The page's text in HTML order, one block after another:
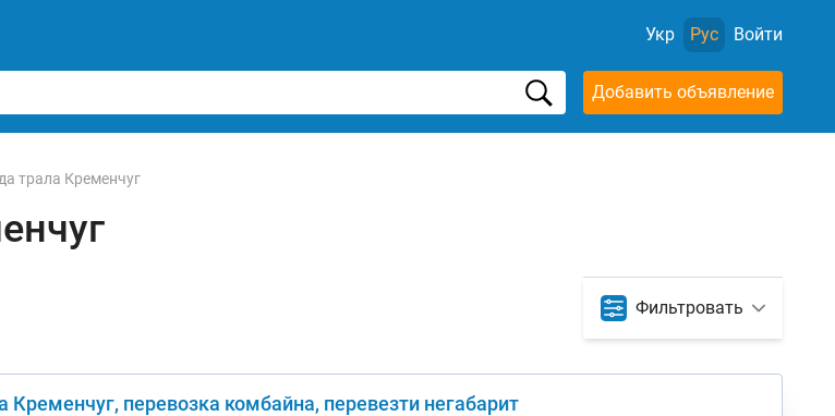
Укр Рус Войти
Добавить объявление
трала Кременчуг
Фильтровать
Кременчуг, перевозка комбайна, перевезти негабарит